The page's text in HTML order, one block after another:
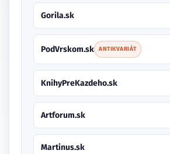
Gorila.sk
PodVrskom.sk ANTIKVARIÁT
KnihyPreKazdeho.sk
Artforum.sk
Martinus.sk